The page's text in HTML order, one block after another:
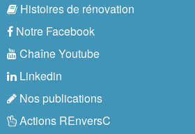
Histoires de rénovation
Notre Facebook
Chaîne Youtube
Linkedin
Nos publications
Actions REnversC